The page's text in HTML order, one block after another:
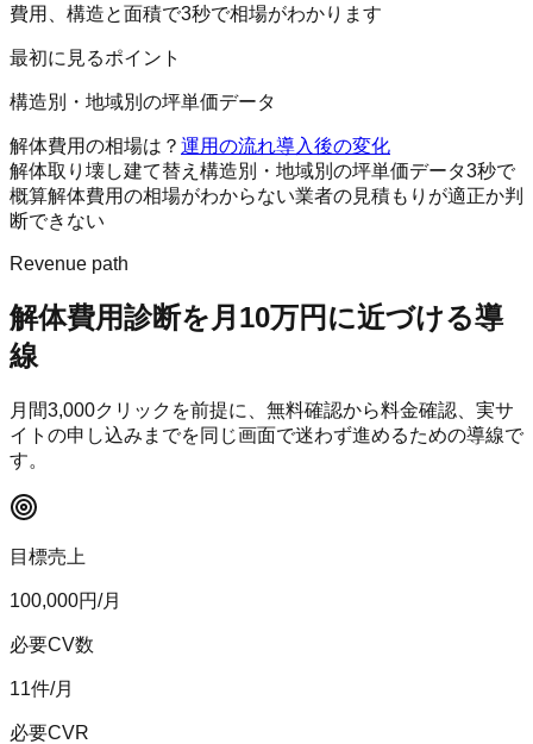
費用、構造と面積で3秒で相場がわかります
最初に見るポイント
構造別・地域別の坪単価データ
解体費用の相場は？ 運用の流れ導入後の変化
解体取り壊し建て替え 構造別・地域別の坪単価データ3秒で
概算解体費用の相場がわからない業者の見積もりが適正か判
断できない
Revenue path
解体費用診断を月10万円に近づける導
線
月間3,000クリックを前提に、無料確認から料金確認、実サ
イトの申し込みまでを同じ画面で迷わず進めるための導線で
す。
目標売上
100,000円/月
必要CV数
11件/月
必要CVR